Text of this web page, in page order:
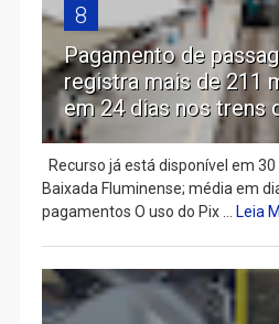
8
Pagamento de
registra mais de 211
em 24 dias nos trens
Recurso já está disponível em
Baixada Fluminense; média em
pagamentos O uso do Pix ...
Leia